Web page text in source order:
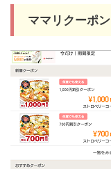
ママリクーポン